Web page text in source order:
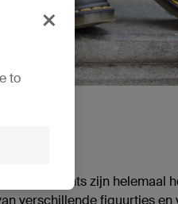
prints zijn helemaal
verschillende figuurtjes en
×
to